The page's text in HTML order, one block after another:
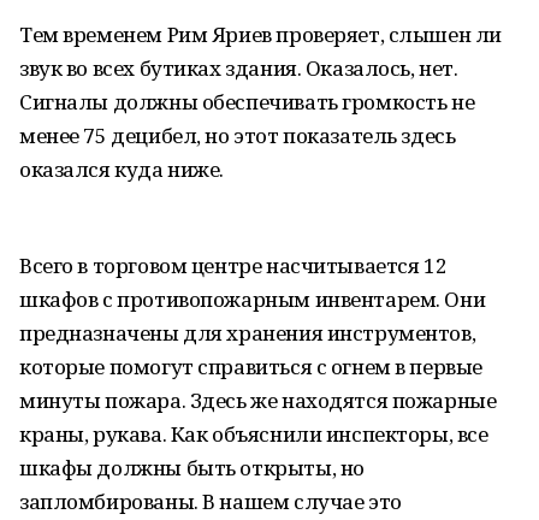
Тем временем Рим Яриев проверяет, слышен ли
звук во всех бутиках здания. Оказалось, нет.
Сигналы должны обеспечивать громкость не
менее 75 децибел, но этот показатель здесь
оказался куда ниже.
Всего в торговом центре насчитывается 12
шкафов с противопожарным инвентарем. Они
предназначены для хранения инструментов,
которые помогут справиться с огнем в первые
минуты пожара. Здесь же находятся пожарные
краны, рукава. Как объяснили инспекторы, все
шкафы должны быть открыты, но
запломбированы. В нашем случае это